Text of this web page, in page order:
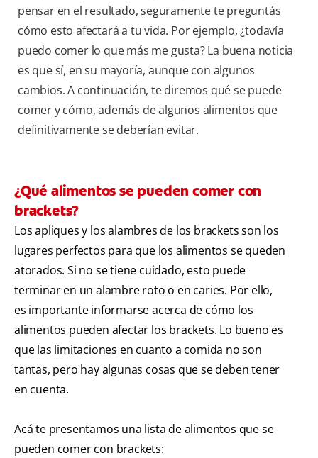
pensar en el resultado, seguramente te preguntás
cómo esto afectará a tu vida. Por ejemplo, ¿todavía
puedo comer lo que más me gusta? La buena noticia
es que sí, en su mayoría, aunque con algunos
cambios. A continuación, te diremos qué se puede
comer y cómo, además de algunos alimentos que
definitivamente se deberían evitar.
¿Qué alimentos se pueden comer con
brackets?
Los apliques y los alambres de los brackets son los
lugares perfectos para que los alimentos se queden
atorados. Si no se tiene cuidado, esto puede
terminar en un alambre roto o en caries. Por ello,
es importante informarse acerca de cómo los
alimentos pueden afectar los brackets. Lo bueno es
que las limitaciones en cuanto a comida no son
tantas, pero hay algunas cosas que se deben tener
en cuenta.
Acá te presentamos una lista de alimentos que se
pueden comer con brackets: